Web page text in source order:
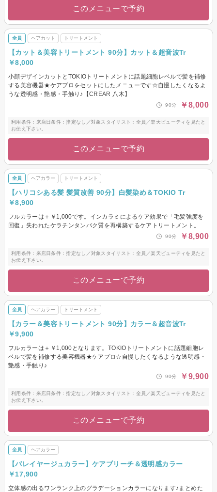
このメニューで予約
全員 ヘアカット トリートメント
【カット＆美容トリートメント 90分】カット＆超音波Tr
￥8,000
小顔デザインカットとTOKIOトリートメントに話題細胞レベルで髪を補修
する美容機器★ケアプロをセットにしたメニューです☆自慢したくなるよ
うな透明感・艶感・手触り♪【CREAR 八木】
90分 ￥8,000
利用条件：来店日条件：指定なし／対象スタイリスト：全員／楽天ビューティを見たと
お伝え下さい。
このメニューで予約
全員 ヘアカラー トリートメント
【ハリコシある髪 髪質改善 90分】白髪染め＆TOKIO Tr
￥8,900
フルカラーは＋￥1,000です。インカラミによるケア効果で「毛髪強度を
回復」失われたケラチンタンパク質を再構築するケアトリートメント。
90分 ￥8,900
利用条件：来店日条件：指定なし／対象スタイリスト：全員／楽天ビューティを見たと
お伝え下さい。
このメニューで予約
全員 ヘアカラー トリートメント
【カラー＆美容トリートメント 90分】カラー＆超音波Tr
￥9,900
フルカラーは＋￥1,000となります。TOKIOトリートメントに話題細胞レ
ベルで髪を補修する美容機器★ケアプロ☆自慢したくなるような透明感・
艶感・手触り♪
90分 ￥9,900
利用条件：来店日条件：指定なし／対象スタイリスト：全員／楽天ビューティを見たと
お伝え下さい。
このメニューで予約
全員 ヘアカラー
【バレイヤージュカラー】ケアブリーチ＆透明感カラー
￥17,900
立体感の出るワンランク上のグラデーションカラーになります♪まとめた